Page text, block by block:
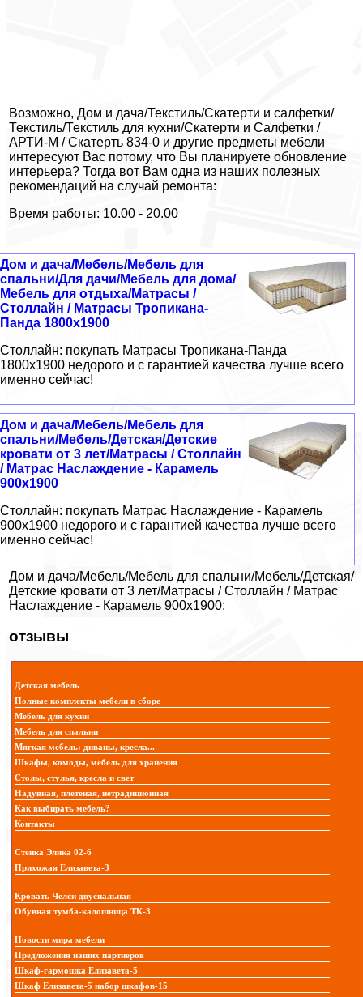
Возможно, Дом и дача/Текстиль/Скатерти и салфетки/
Текстиль/Текстиль для кухни/Скатерти и Салфетки /
АРТИ-М / Скатерть 834-0 и другие предметы мебели
интересуют Вас потому, что Вы планируете обновление
интерьера? Тогда вот Вам одна из наших полезных
рекомендаций на случай ремонта:
Время работы: 10.00 - 20.00
Дом и дача/Мебель/Мебель для
спальни/Для дачи/Мебель для дома/
Мебель для отдыха/Матрасы /
Столлайн / Матрасы Тропикана-
Панда 1800x1900
Столлайн: покупать Матрасы Тропикана-Панда
1800x1900 недорого и с гарантией качества лучше всего
именно сейчас!
Дом и дача/Мебель/Мебель для
спальни/Мебель/Детская/Детские
кровати от 3 лет/Матрасы / Столлайн
/ Матрас Наслаждение - Карамель
900x1900
Столлайн: покупать Матрас Наслаждение - Карамель
900x1900 недорого и с гарантией качества лучше всего
именно сейчас!
Дом и дача/Мебель/Мебель для спальни/Мебель/Детская/
Детские кровати от 3 лет/Матрасы / Столлайн / Матрас
Наслаждение - Карамель 900x1900:
отзывы
Детская мебель
Полные комплекты мебели в сборе
Мебель для кухни
Мебель для спальни
Мягкая мебель: диваны, кресла...
Шкафы, комоды, мебель для хранения
Столы, стулья, кресла и свет
Надувная, плетеная, нетрадиционная
Как выбирать мебель?
Контакты
Стенка Элика 02-6
Прихожая Елизавета-3
Кровать Челси двуспальная
Обувная тумба-калошница ТК-3
Новости мира мебели
Предложения наших партнеров
Шкаф-гармошка Елизавета-5
Шкаф Елизавета-5 набор шкафов-15